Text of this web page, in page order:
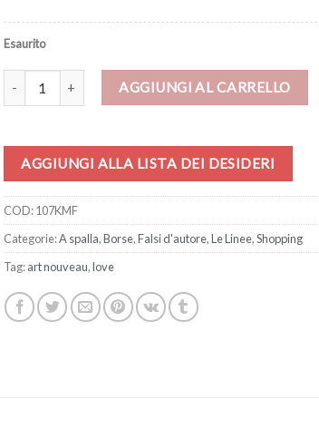
Esaurito
Borsa – Madre e figlio di Klimt quantità
AGGIUNGI AL CARRELLO
AGGIUNGI ALLA LISTA DEI DESIDERI
COD:107KMF
Categorie:A spalla,Borse,Falsi d'autore,Le Linee,Shopping
Tag:art nouveau,love